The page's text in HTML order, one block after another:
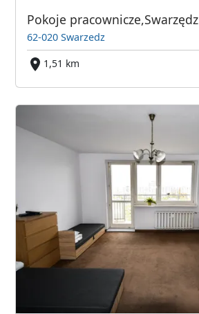
Pokoje pracownicze,Swarzędz
62-020 Swarzedz
1,51 km